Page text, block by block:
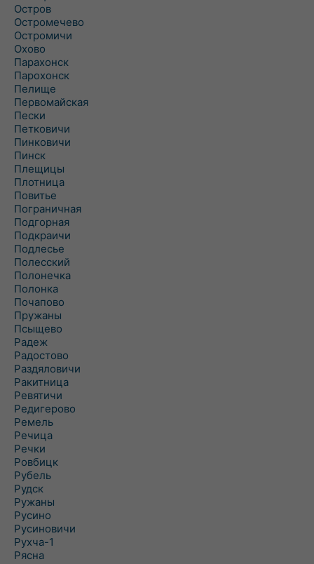
Остров
Остромечево
Остромичи
Охово
Парахонск
Парохонск
Пелище
Первомайская
Пески
Петковичи
Пинковичи
Пинск
Плещицы
Плотница
Повитье
Пограничная
Подгорная
Подкраичи
Подлесье
Полесский
Полонечка
Полонка
Почапово
Пружаны
Псыщево
Радеж
Радостово
Раздяловичи
Ракитница
Ревятичи
Редигерово
Ремель
Речица
Речки
Ровбицк
Рубель
Рудск
Ружаны
Русино
Русиновичи
Рухча-1
Рясна